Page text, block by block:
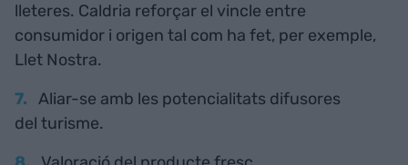
lleteres. Caldria reforçar el vincle entre
consumidor i origen tal com ha fet, per exemple,
Llet Nostra.
Aliar-se amb les potencialitats difusores
del turisme.